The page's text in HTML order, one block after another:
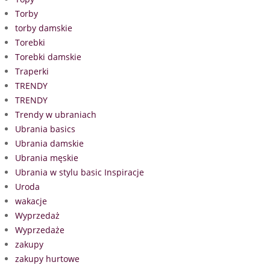
Torby
torby damskie
Torebki
Torebki damskie
Traperki
TRENDY
TRENDY
Trendy w ubraniach
Ubrania basics
Ubrania damskie
Ubrania męskie
Ubrania w stylu basic Inspiracje
Uroda
wakacje
Wyprzedaż
Wyprzedaże
zakupy
zakupy hurtowe